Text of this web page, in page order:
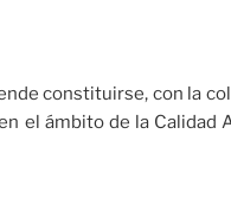
constituirse, con la
el ámbito de la Calidad